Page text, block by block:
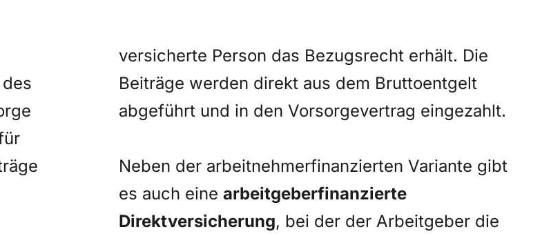
versicherte Person das Bezugsrecht erhält. Die
Beiträge werden direkt aus dem Bruttoentgelt
abgeführt und in den Vorsorgevertrag eingezahlt.
Neben der arbeitnehmerfinanzierten Variante gibt
es auch eine arbeitgeberfinanzierte
Direktversicherung, bei der der Arbeitgeber die